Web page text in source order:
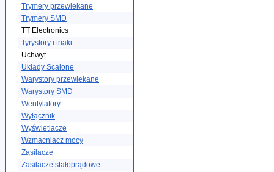
Trymery przewlekane
Trymery SMD
TT Electronics
Tyrystory i triaki
Uchwyt
Układy Scalone
Warystory przewlekane
Warystory SMD
Wentylatory
Wyłącznik
Wyświetlacze
Wzmacniacz mocy
Zasilacze
Zasilacze stałoprądowe